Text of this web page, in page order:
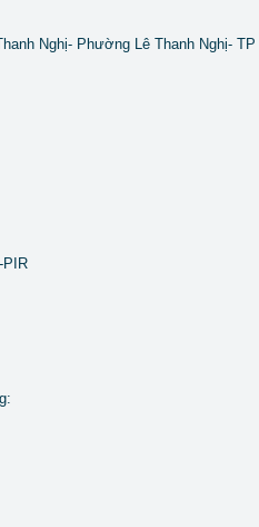
Nghị- Phường Lê Thanh Nghị- TP
PIR